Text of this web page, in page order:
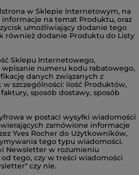
w Sklepie Internetowym, na
na temat Produktu, oraz
umożliwiający dodanie tego
również dodanie Produktu do Listy
Sklepu Internetowego,
numeru kodu rabatowego,
danych związanych z
szczególności: ilość Produktów,
sposób dostawy, sposób
w postaci wysyłki wiadomości
zamówione informacje
Yves Rocher do Użytkowników,
tego typu wiadomości.
Newsletter w rozumieniu
tego, czy w treści wiadomości
czy nie.